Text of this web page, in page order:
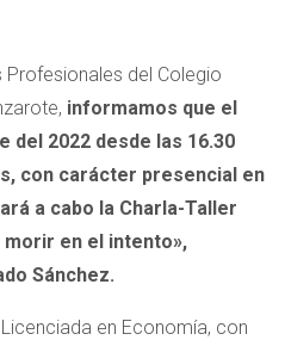
del Colegio
informamos que el
del 2022 desde las 16.30
con carácter presencial en
a cabo la Charla-Taller
en el intento»,
Sánchez.
en Economía, con